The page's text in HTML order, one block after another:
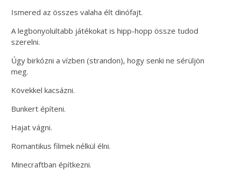
Ismered az összes valaha élt dinófajt.
A legbonyolultabb játékokat is hipp-hopp össze tudod
szerelni.
Úgy birkózni a vízben (strandon), hogy senki ne sérüljön
meg.
Kövekkel kacsázni.
Bunkert építeni.
Hajat vágni.
Romantikus filmek nélkül élni.
Minecraftban építkezni.